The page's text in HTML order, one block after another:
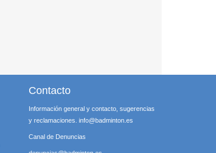
Contacto
Información general y contacto, sugerencias
y reclamaciones. info@badminton.es
Canal de Denuncias